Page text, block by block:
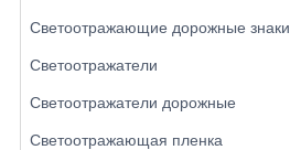
Светоотражающие дорожные знаки
Светоотражатели
Светоотражатели дорожные
Светоотражающая пленка